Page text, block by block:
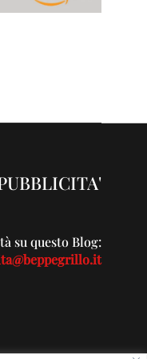
su questo Blog: